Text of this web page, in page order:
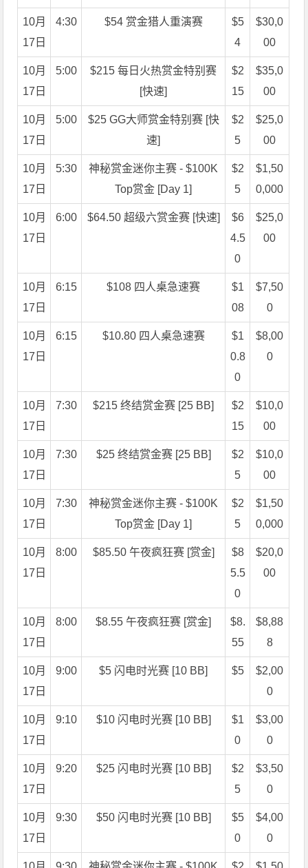
10月
17日
4:30 $54 赏金猎人重演赛
$5
4
$30,0
00
10月
17日
5:00
$215 每日火热赏金特别赛
[快速]
$2
15
$35,0
00
10月
17日
5:00
$25 GG大师赏金特别赛 [快
速]
$2
5
$25,0
00
10月
17日
5:30
神秘赏金迷你主赛 - $100K
Top赏金 [Day 1]
$2
5
$1,50
0,000
10月
17日
6:00 $64.50 超级六赏金赛 [快速]
$6
4.5
0
$25,0
00
10月
17日
6:15 $108 四人桌急速赛
$1
08
$7,50
0
10月
17日
6:15 $10.80 四人桌急速赛
$1
0.8
0
$8,00
0
10月
17日
7:30 $215 终结赏金赛 [25 BB]
$2
15
$10,0
00
10月
17日
7:30 $25 终结赏金赛 [25 BB]
$2
5
$10,0
00
10月
17日
7:30
神秘赏金迷你主赛 - $100K
Top赏金 [Day 1]
$2
5
$1,50
0,000
10月
17日
8:00 $85.50 午夜疯狂赛 [赏金]
$8
5.5
0
$20,0
00
10月
17日
8:00 $8.55 午夜疯狂赛 [赏金]
$8.
55
$8,88
8
10月
17日
9:00 $5 闪电时光赛 [10 BB] $5
$2,00
0
10月
17日
9:10 $10 闪电时光赛 [10 BB]
$1
0
$3,00
0
10月
17日
9:20 $25 闪电时光赛 [10 BB]
$2
5
$3,50
0
10月
17日
9:30 $50 闪电时光赛 [10 BB]
$5
0
$4,00
0